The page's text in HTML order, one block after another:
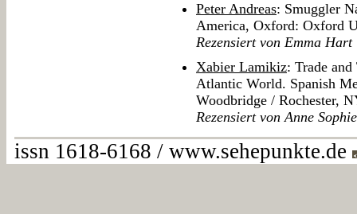
Peter Andreas: Smuggler
America, Oxford: Oxford
Rezensiert von Emma Hart
Xabier Lamikiz: Trade
Atlantic World. Spanish
Woodbridge / Rochester,
Rezensiert von Anne
issn 1618-6168 / www.sehepunkte.de